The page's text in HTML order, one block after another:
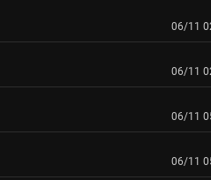
06/11
06/11
06/11
06/11